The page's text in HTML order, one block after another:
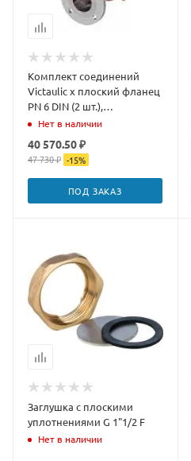
Комплект соединений
Victaulic x плоский фланец
PN 6 DIN (2 шт.),
подключение Ду80,
Нет в наличии
40 570.50 ₽
47 730 ₽ -15%
ПОД ЗАКАЗ
Заглушка с плоскими
уплотнениями G 1"1/2 F
Нет в наличии